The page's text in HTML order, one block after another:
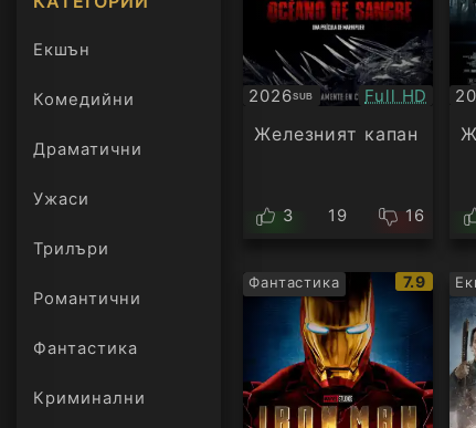
Екшън
Комедийни
Драматични
Ужаси
Трилъри
онлайн
Романтични
Фантастика
Криминални
2026SUB
Субтитри Качество:
Full HD
Железният капан
3 19 16
Фантастика
IMDb
7.9